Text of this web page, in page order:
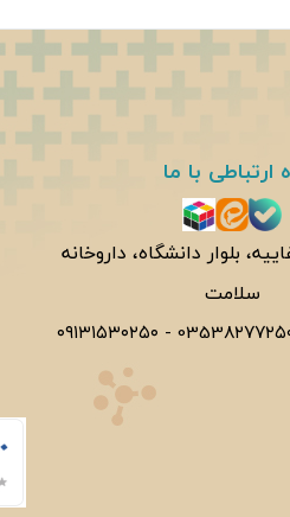
ارتباطی با ما
بلوار دانشگاه، داروخانه
سلامت
- ۰۹۱۳۱۵۳۰۲۵۰